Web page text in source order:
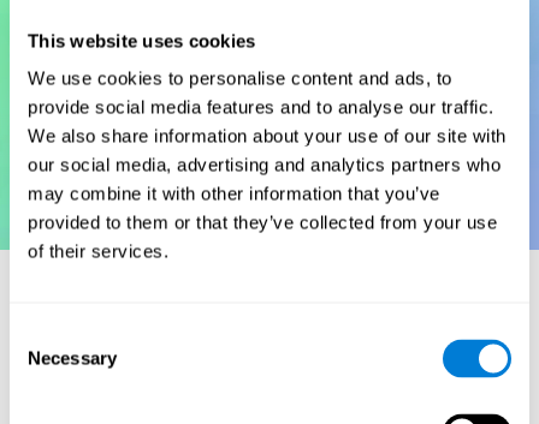
This website uses cookies
We use cookies to personalise content and ads, to
provide social media features and to analyse our traffic.
We also share information about your use of our site with
our social media, advertising and analytics partners who
may combine it with other information that you’ve
provided to them or that they’ve collected from your use
of their services.
Selection
Necessary סימוכין
נוירופסיכולוגית התפתחותית. תאגיד פסיכולוגי.